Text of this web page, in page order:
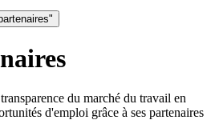
du marché du travail en
d'emploi grâce à ses partenaires